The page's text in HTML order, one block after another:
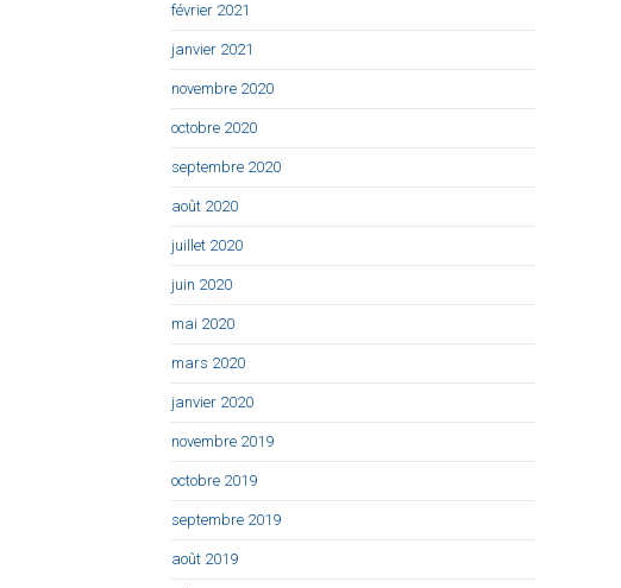
février 2021
janvier 2021
novembre 2020
octobre 2020
septembre 2020
août 2020
juillet 2020
juin 2020
mai 2020
mars 2020
janvier 2020
novembre 2019
octobre 2019
septembre 2019
août 2019